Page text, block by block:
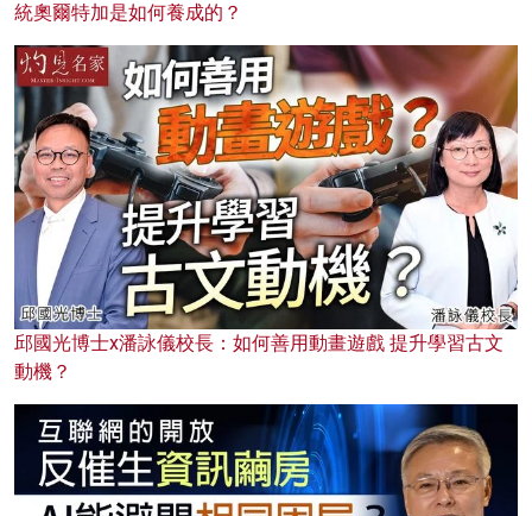
統奧爾特加是如何養成的？
邱國光博士x潘詠儀校長：如何善用動畫遊戲 提升學習古文
動機？